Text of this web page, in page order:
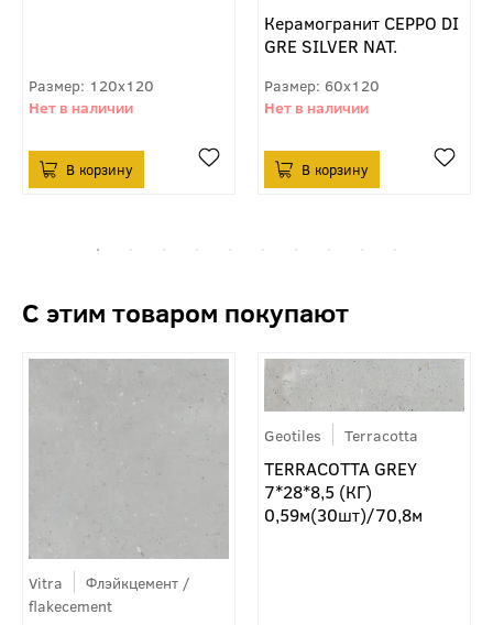
120x120
Керамогранит CEPPO DI
GRE SILVER NAT.
60x120
Vitra
Флэйкцемент /
flakecement
Geotiles Terracotta
TERRACOTTA GREY
7*28*8,5 (КГ)
0,59м(30шт)/70,8м